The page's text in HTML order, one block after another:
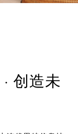
创造未